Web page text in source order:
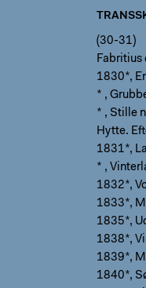
(30-31)
Fabritius
1830*,
* ,
* , Stille
Hytte.
1831*,
* ,
1832*,
1833*,
1835*,
1838*,
1839*,
1840*,